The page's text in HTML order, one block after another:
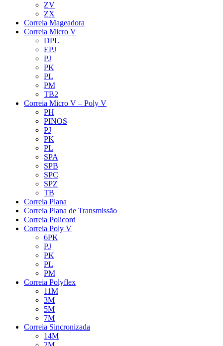
ZV
ZX
Correia Mageadora
Correia Micro V
DPL
EPJ
PJ
PK
PL
PM
TB2
Correia Micro V – Poly V
PH
PINOS
PJ
PK
PL
SPA
SPB
SPC
SPZ
TB
Correia Plana
Correia Plana de Transmissão
Correia Policord
Correia Poly V
6PK
PJ
PK
PL
PM
Correia Polyflex
11M
3M
5M
7M
Correia Sincronizada
14M